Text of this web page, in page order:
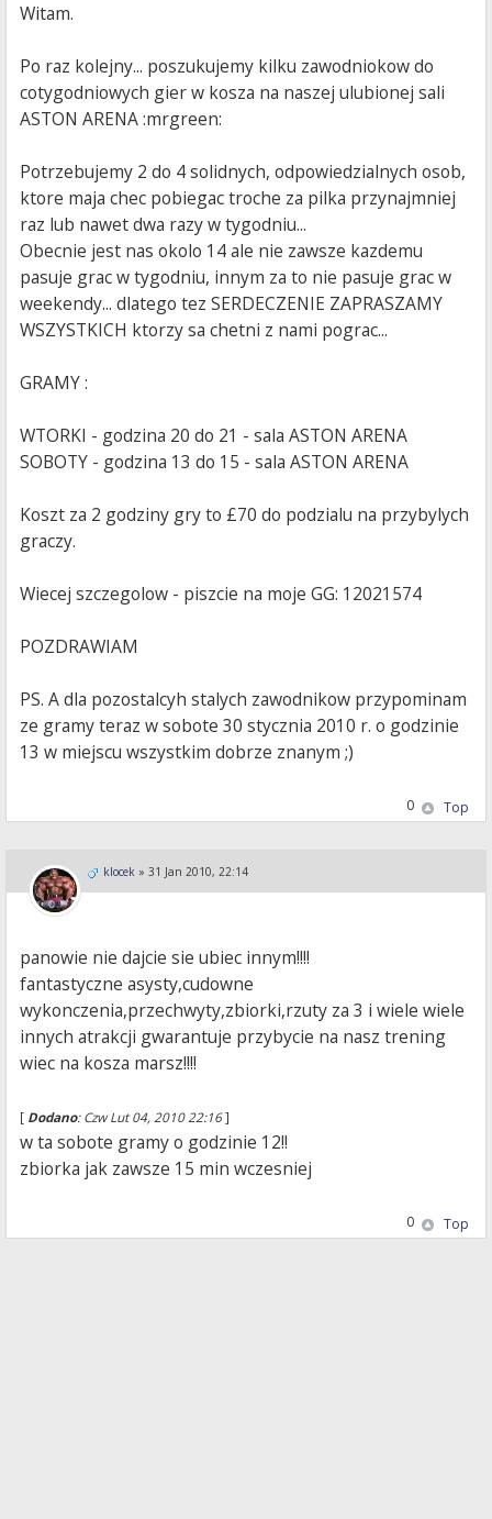
Witam.
Po raz kolejny... poszukujemy kilku zawodniokow do
cotygodniowych gier w kosza na naszej ulubionej sali
ASTON ARENA :mrgreen:
Potrzebujemy 2 do 4 solidnych, odpowiedzialnych osob,
ktore maja chec pobiegac troche za pilka przynajmniej
raz lub nawet dwa razy w tygodniu...
Obecnie jest nas okolo 14 ale nie zawsze kazdemu
pasuje grac w tygodniu, innym za to nie pasuje grac w
weekendy... dlatego tez SERDECZENIE ZAPRASZAMY
WSZYSTKICH ktorzy sa chetni z nami pograc...
GRAMY :
WTORKI - godzina 20 do 21 - sala ASTON ARENA
SOBOTY - godzina 13 do 15 - sala ASTON ARENA
Koszt za 2 godziny gry to £70 do podzialu na przybylych
graczy.
Wiecej szczegolow - piszcie na moje GG: 12021574
POZDRAWIAM
PS. A dla pozostalcyh stalych zawodnikow przypominam
ze gramy teraz w sobote 30 stycznia 2010 r. o godzinie
13 w miejscu wszystkim dobrze znanym ;)
Top
0
klocek » 31 Jan 2010, 22:14
panowie nie dajcie sie ubiec innym!!!!
fantastyczne asysty,cudowne
wykonczenia,przechwyty,zbiorki,rzuty za 3 i wiele wiele
innych atrakcji gwarantuje przybycie na nasz trening
wiec na kosza marsz!!!!
[ Dodano: Czw Lut 04, 2010 22:16]
w ta sobote gramy o godzinie 12!!
zbiorka jak zawsze 15 min wczesniej
Top
0